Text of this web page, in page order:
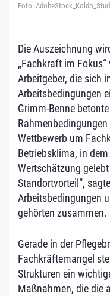
Foto:
Die Auszeichnung
„Fachkraft im
Arbeitgeber, die sich
Arbeitsbedingungen
Grimm-Benne
Wettbewerb um
Betriebsklima, in
Wertschätzung
Standortvorteil“,
Arbeitsbedingungen
gehörten zusammen.
Gerade in der
Fachkräftemangel
Strukturen ein
Maßnahmen, die die